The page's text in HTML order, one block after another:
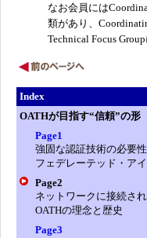
なお会員には
類があり、
Technical Focus
Index
OATHが目指す“信頼”の形
Page1
強固な認証技術の必要性
フェデレーテッド・ア
Page2
ネットワークに接続さ
OATHの理念と歴史
Page3